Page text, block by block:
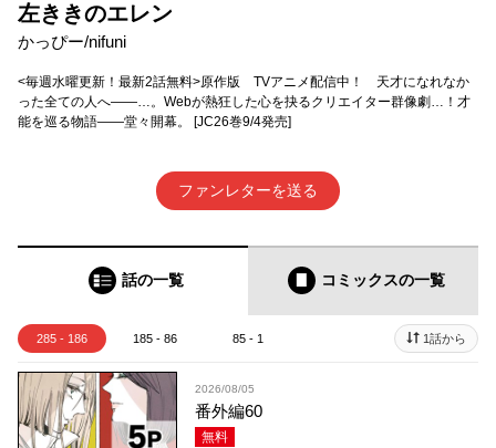
左ききのエレン
かっぴー/nifuni
<毎週水曜更新！最新2話無料>原作版 TVアニメ配信中！ 天才になれなか
った全ての人へ――…。Webが熱狂した心を抉るクリエイター群像劇…！才
能を巡る物語――堂々開幕。 [JC26巻9/4発売]
ファンレターを送る
話の一覧 コミックスの一覧
285 - 186 185 - 86 85 - 1 1話から
2026/08/05
番外編60
無料